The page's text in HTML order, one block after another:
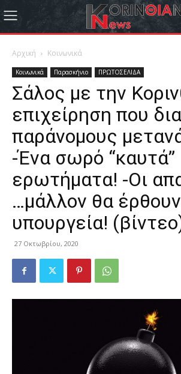
Αρχική Κοινωνικά
Κοινωνικά Παρασκήνιο ΠΡΩΤΟΣΕΛΙΔΑ
Σάλος με την
επιχείρηση που
παράνομους
-Ένα σωρό “καυτά”
ερωτήματα! -Οι
…μάλλον θα
υπουργεία!
27 Οκτωβρίου, 2020